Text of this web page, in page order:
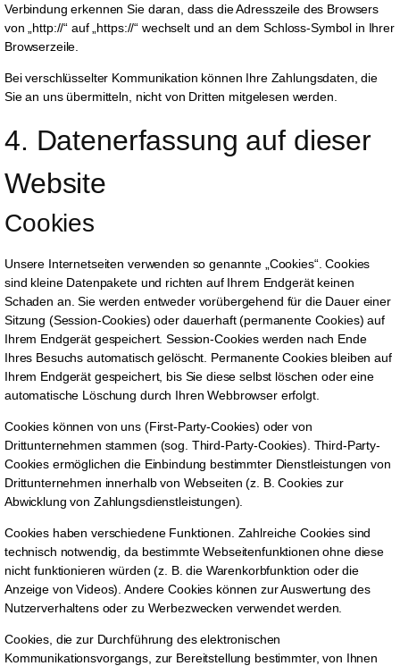
Verbindung erkennen Sie daran, dass die Adresszeile des Browsers
von „http://“ auf „https://“ wechselt und an dem Schloss-Symbol in Ihrer
Browserzeile.
Bei verschlüsselter Kommunikation können Ihre Zahlungsdaten, die
Sie an uns übermitteln, nicht von Dritten mitgelesen werden.
4. Datenerfassung auf dieser
Website
Cookies
Unsere Internetseiten verwenden so genannte „Cookies“. Cookies
sind kleine Datenpakete und richten auf Ihrem Endgerät keinen
Schaden an. Sie werden entweder vorübergehend für die Dauer einer
Sitzung (Session-Cookies) oder dauerhaft (permanente Cookies) auf
Ihrem Endgerät gespeichert. Session-Cookies werden nach Ende
Ihres Besuchs automatisch gelöscht. Permanente Cookies bleiben auf
Ihrem Endgerät gespeichert, bis Sie diese selbst löschen oder eine
automatische Löschung durch Ihren Webbrowser erfolgt.
Cookies können von uns (First-Party-Cookies) oder von
Drittunternehmen stammen (sog. Third-Party-Cookies). Third-Party-
Cookies ermöglichen die Einbindung bestimmter Dienstleistungen von
Drittunternehmen innerhalb von Webseiten (z. B. Cookies zur
Abwicklung von Zahlungsdienstleistungen).
Cookies haben verschiedene Funktionen. Zahlreiche Cookies sind
technisch notwendig, da bestimmte Webseitenfunktionen ohne diese
nicht funktionieren würden (z. B. die Warenkorbfunktion oder die
Anzeige von Videos). Andere Cookies können zur Auswertung des
Nutzerverhaltens oder zu Werbezwecken verwendet werden.
Cookies, die zur Durchführung des elektronischen
Kommunikationsvorgangs, zur Bereitstellung bestimmter, von Ihnen